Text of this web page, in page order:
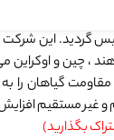
در شهرستان بویین زهرا
، هند ، چین و
گیاهان
غیر مستقیم
بگذارید)